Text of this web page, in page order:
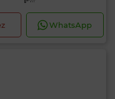
WhatsApp
critère souhaitez-